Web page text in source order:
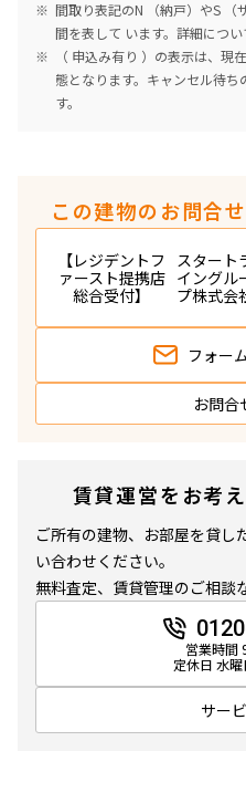
間取り表記のN （納戸）やS （
間を表して います。詳細につい
（ 申込み有り ）の表示は、
態となります。キャンセル待
す。
この建物のお問合
【レジデントフ
ァースト提携店
総合受付】
スタート
イングル
プ株式会
フォー
お問合
賃貸運営をお考
ご所有の建物、お部屋を貸し
い合わせください。
無料査定、賃貸管理のご相談
営業時間
定休日 水
サー